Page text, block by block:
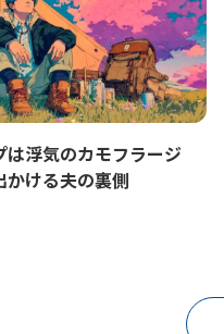
は浮気のカモフラージ
かける夫の裏側